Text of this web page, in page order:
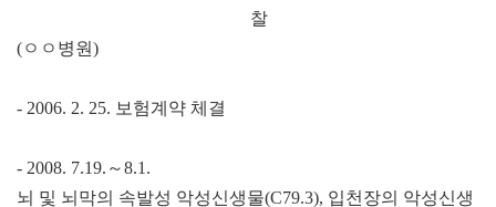
찰
(ㅇㅇ 병원)
- 2006. 2. 25. 보험계약 체결
- 2008. 7.19. ～8.1.
뇌 및 뇌막의 속발성 악성신생물(C79.3), 입천장의 악성신생